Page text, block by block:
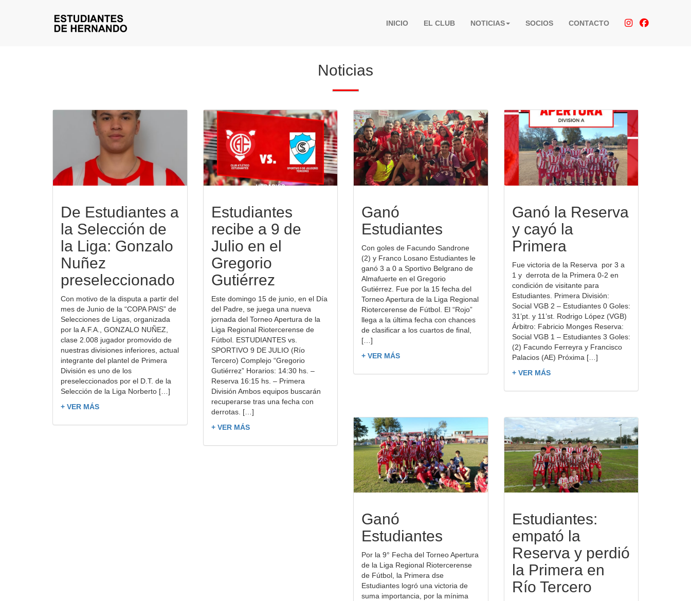
INICIO EL CLUB NOTICIAS SOCIOS CONTACTO
Noticias
De Estudiantes a
la Selección de
la Liga: Gonzalo
Nuñez
preseleccionado
Con motivo de la disputa a partir del
mes de Junio de la “COPA PAIS” de
Selecciones de Ligas, organizada
por la A.F.A., GONZALO NUÑEZ,
clase 2.008 jugador promovido de
nuestras divisiones inferiores, actual
integrante del plantel de Primera
División es uno de los
preseleccionados por el D.T. de la
Selección de la Liga Norberto […]
+ VER MÁS
Estudiantes
recibe a 9 de
Julio en el
Gregorio
Gutiérrez
Este domingo 15 de junio, en el Día
del Padre, se juega una nueva
jornada del Torneo Apertura de la
Liga Regional Riotercerense de
Fútbol. ESTUDIANTES vs.
SPORTIVO 9 DE JULIO (Río
Tercero) Complejo “Gregorio
Gutiérrez” Horarios: 14:30 hs. –
Reserva 16:15 hs. – Primera
División Ambos equipos buscarán
recuperarse tras una fecha con
derrotas. […]
+ VER MÁS
Ganó
Estudiantes
Con goles de Facundo Sandrone
(2) y Franco Losano Estudiantes le
ganó 3 a 0 a Sportivo Belgrano de
Almafuerte en el Gregorio
Gutiérrez. Fue por la 15 fecha del
Torneo Apertura de la Liga Regional
Riotercerense de Fútbol. El “Rojo”
llega a la última fecha con chances
de clasificar a los cuartos de final,
[…]
+ VER MÁS
Ganó la Reserva
y cayó la
Primera
Fue victoria de la Reserva por 3 a
1 y derrota de la Primera 0-2 en
condición de visitante para
Estudiantes. Primera División:
Social VGB 2 – Estudiantes 0 Goles:
31’pt. y 11’st. Rodrigo López (VGB)
Árbitro: Fabricio Monges Reserva:
Social VGB 1 – Estudiantes 3 Goles:
(2) Facundo Ferreyra y Francisco
Palacios (AE) Próxima […]
+ VER MÁS
Ganó
Estudiantes
Por la 9° Fecha del Torneo Apertura
de la Liga Regional Riotercerense
de Fútbol, la Primera dse
Estudiantes logró una victoria de
suma importancia, por la mínima
Estudiantes:
empató la
Reserva y perdió
la Primera en
Río Tercero